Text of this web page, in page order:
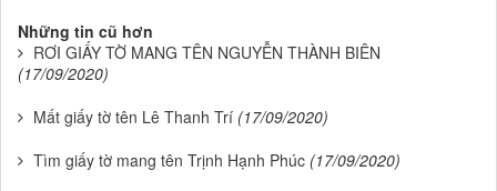
Những tin cũ hơn
RƠI GIẤY TỜ MANG TÊN NGUYỄN THÀNH BIÊN
(17/09/2020)
Mất giấy tờ tên Lê Thanh Trí (17/09/2020)
Tìm giấy tờ mang tên Trịnh Hạnh Phúc (17/09/2020)